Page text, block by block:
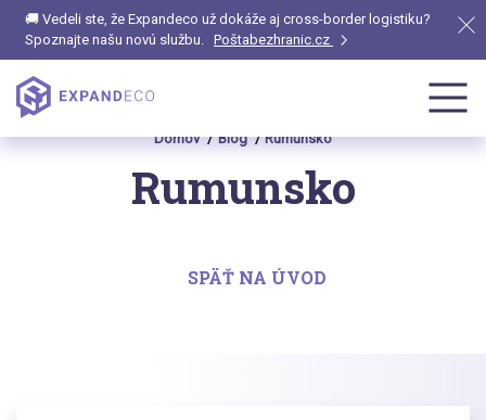
🚚 Vedeli ste, že Expandeco už dokáže aj cross-border logistiku?
Spoznajte našu novú službu. Poštabezhranic.cz
Domov Blog Rumunsko
Rumunsko
SPÄŤ NA ÚVOD